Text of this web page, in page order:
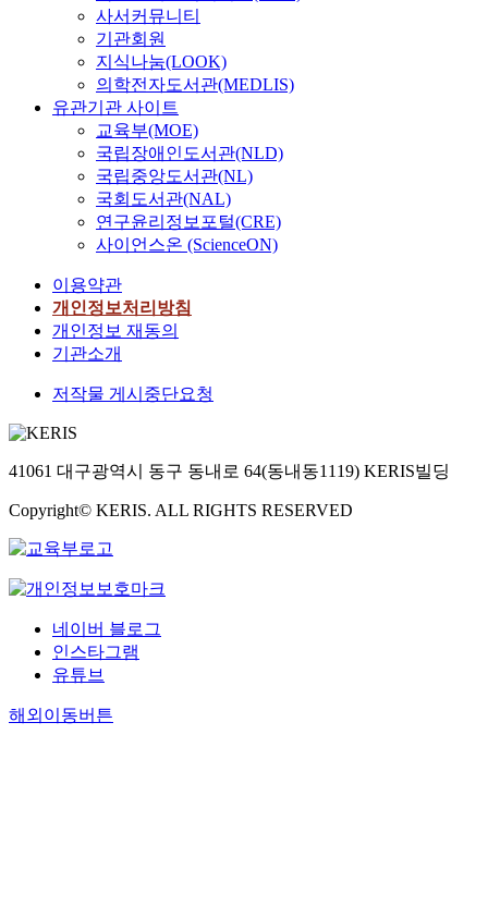
사서커뮤니티
기관회원
지식나눔(LOOK)
의학전자도서관(MEDLIS)
유관기관 사이트
교육부(MOE)
국립장애인도서관(NLD)
국립중앙도서관(NL)
국회도서관(NAL)
연구윤리정보포털(CRE)
사이언스온 (ScienceON)
이용약관
개인정보처리방침
개인정보 재동의
기관소개
저작물 게시중단요청
41061 대구광역시 동구 동내로 64(동내동1119) KERIS빌딩
Copyright© KERIS. ALL RIGHTS RESERVED
네이버 블로그
인스타그램
유튜브
해외이동버튼